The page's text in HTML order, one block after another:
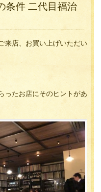
条件 二代目福治
来店、お買い上げいただい
ったお店にそのヒントがあ